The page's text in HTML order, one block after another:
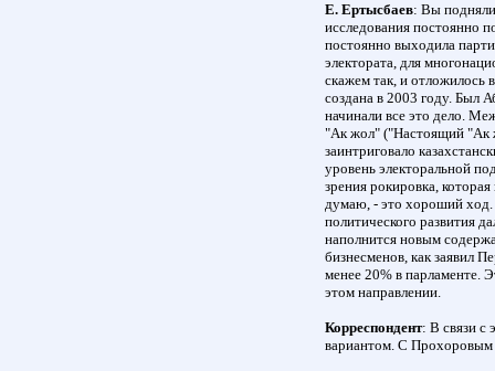
Е. Ертысбаев: Вы
исследования постоянно
постоянно выходила
электората, для
скажем так, и отложилось
создана в 2003 году. Был
начинали все это дело.
"Ак жол" ("Настоящий "Ак
заинтриговало
уровень электоральной
зрения рокировка,
думаю, - это хороший ход.
политического развития
наполнится новым
бизнесменов, как заявил
менее 20% в парламенте.
этом направлении.
Корреспондент: В связи с
вариантом. С